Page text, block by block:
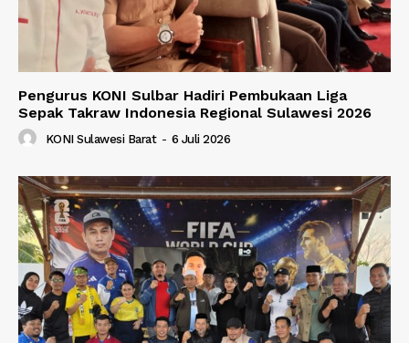
Pengurus KONI Sulbar Hadiri Pembukaan Liga
Sepak Takraw Indonesia Regional Sulawesi 2026
KONI Sulawesi Barat - 6 Juli 2026